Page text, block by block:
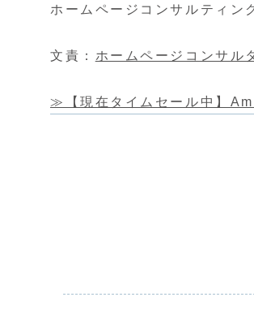
ホームページコンサルティン
文責： ホームページコンサル
≫【現在タイムセール中】